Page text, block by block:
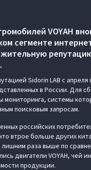
VOYAH
сегменте
Sidorin LAB с апреля
в России. Для
мониторинга, системы
поисковым запросам.
российских
втрое больше других
лишним раза выше по
двигатели VOYAH, чей
продукции.